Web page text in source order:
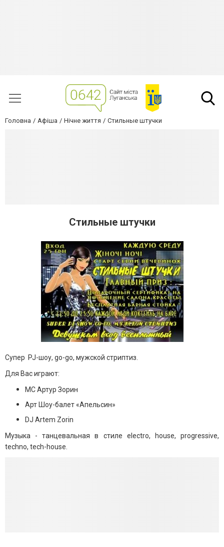
Головна Афіша Нічне життя Стильные штучки
Стильные штучки
Супер PJ-шоу, go-go, мужской стриптиз.
Для Вас играют:
MC Артур Зорин
Арт Шоу-балет «Апельсин»
DJ Artem Zorin
Музыка - танцевальная в стиле electro, house, progressive,
techno, tech-house.